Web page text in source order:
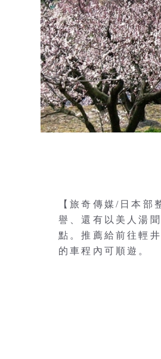
【旅奇傳媒/日本部
譽、還有以美人湯
點。推薦給前往輕
的車程內可順遊。